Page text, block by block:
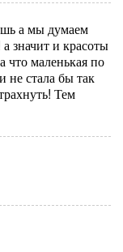
а мы думаем
значит и красоты
что маленькая по
не стала бы так
Тем